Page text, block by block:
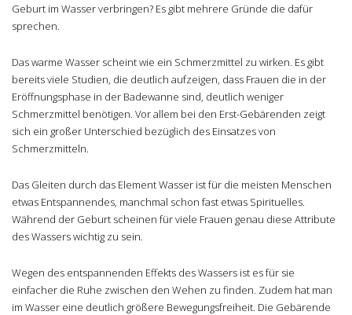
Geburt im Wasser verbringen? Es gibt mehrere Gründe die dafür
sprechen.
Das warme Wasser scheint wie ein Schmerzmittel zu wirken. Es gibt
bereits viele Studien, die deutlich aufzeigen, dass Frauen die in der
Eröffnungsphase in der Badewanne sind, deutlich weniger
Schmerzmittel benötigen. Vor allem bei den Erst-Gebärenden zeigt
sich ein großer Unterschied bezüglich des Einsatzes von
Schmerzmitteln.
Das Gleiten durch das Element Wasser ist für die meisten Menschen
etwas Entspannendes, manchmal schon fast etwas Spirituelles.
Während der Geburt scheinen für viele Frauen genau diese Attribute
des Wassers wichtig zu sein.
Wegen des entspannenden Effekts des Wassers ist es für sie
einfacher die Ruhe zwischen den Wehen zu finden. Zudem hat man
im Wasser eine deutlich größere Bewegungsfreiheit. Die Gebärende